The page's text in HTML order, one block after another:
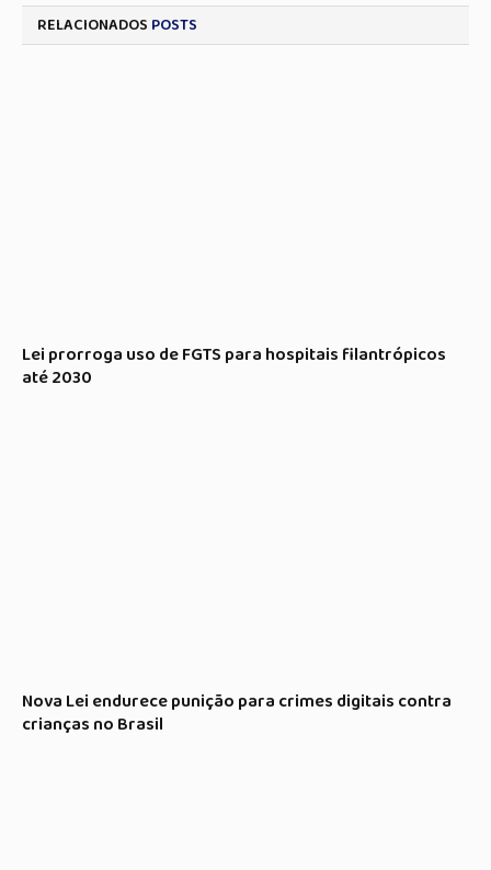
RELACIONADOS POSTS
Lei prorroga uso de FGTS para hospitais filantrópicos
até 2030
Nova Lei endurece punição para crimes digitais contra
crianças no Brasil